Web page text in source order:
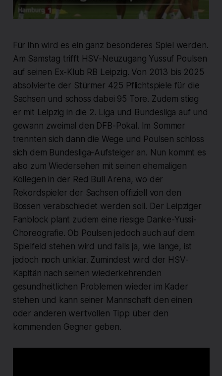
Für ihn wird es ein ganz besonderes Spiel werden.
Am Samstag trifft HSV-Neuzugang Yussuf Poulsen
auf seinen Ex-Klub RB Leipzig. Von 2013 bis 2025
absolvierte der Stürmer 425 Pflichtspiele für die
Sachsen und schoss dabei 95 Tore. Zudem stieg
er mit Leipzig in die 2. Liga und Bundesliga auf und
gewann zweimal den DFB-Pokal. Im Sommer
trennten sich dann die Wege und Poulsen schloss
sich dem Bundesliga-Aufsteiger an. Nun kommt es
also zum Wiedersehen mit seinen ehemaligen
Kollegen in der Red Bull Arena, wo der
Rekordspieler der Sachsen offiziell von den
Bossen verabschiedet werden soll. Der Leipziger
Fanblock plant zudem eine riesige Danke-Yussi-
Choreografie. Ob Poulsen jedoch auch auf dem
Spielfeld stehen wird und falls ja, wie lange, ist
jedoch noch unklar. Zumindest wird der HSV-
Kapitän nach seinen wiederkehrenden
gesundheitlichen Problemen wieder im Kader
stehen und kann seiner Mannschaft den einen
oder anderen wertvollen Tipp über den
kommenden Gegner geben.